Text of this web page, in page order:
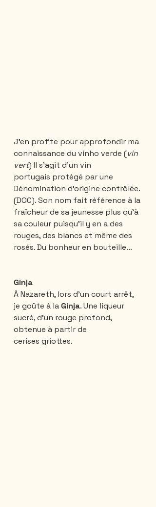
J'en profite pour approfondir ma
connaissance du vinho verde (vin
vert) Il s'agit d'un vin
portugais protégé par une
Dénomination d'origine contrôlée.
(DOC). Son nom fait référence à la
fraîcheur de sa jeunesse plus qu'à
sa couleur puisqu'il y en a des
rouges, des blancs et même des
rosés. Du bonheur en bouteille...
Ginja
À Nazareth, lors d'un court arrêt,
je goûte à la Ginja. Une liqueur
sucré, d'un rouge profond,
obtenue à partir de
cerises griottes.